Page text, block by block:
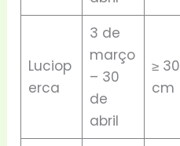
Luciop
erca
3 de
março
– 30
de
abril
≥ 30
cm